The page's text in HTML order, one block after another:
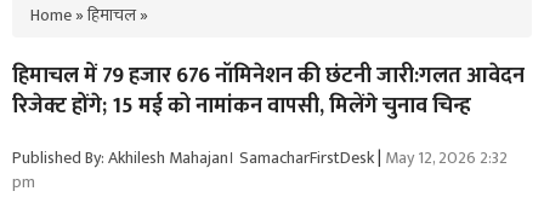
Home»हिमाचल»
हिमाचल में 79 हजार 676 नॉमिनेशन की छंटनी जारी:गलत आवेदन
रिजेक्ट होंगे; 15 मई को नामांकन वापसी, मिलेंगे चुनाव चिन्ह
Published By: Akhilesh Mahajan। SamacharFirstDesk| May 12, 2026 2:32
pm